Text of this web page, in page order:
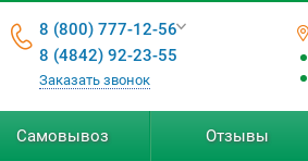
8 (800) 777-12-56
8 (4842) 92-23-55
Заказать звонок
Самовывоз Отзывы